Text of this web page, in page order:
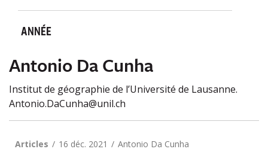
ANNÉE
Antonio Da Cunha
Institut de géographie de l’Université de Lausanne.
Antonio.DaCunha@unil.ch
Articles 16 déc. 2021 Antonio Da Cunha